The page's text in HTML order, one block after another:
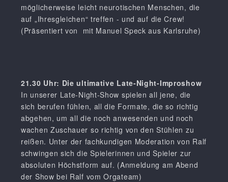
möglicherweise leicht neurotischen Menschen, die
auf „Ihresgleichen“ treffen - und auf die Crew!
(Präsentiert von mit Manuel Speck aus Karlsruhe)
21.30 Uhr: Die ultimative Late-Night-Improshow
In unserer Late-Night-Show spielen all jene, die
sich berufen fühlen, all die Formate, die so richtig
abgehen, um all die noch anwesenden und noch
wachen Zuschauer so richtig von den Stühlen zu
reißen. Unter der fachkundigen Moderation von Ralf
schwingen sich die Spielerinnen und Spieler zur
absoluten Höchstform auf. (Anmeldung am Abend
der Show bei Ralf vom Orgateam)